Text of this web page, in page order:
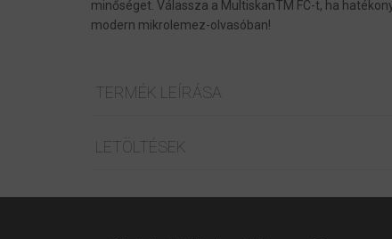
minőséget. Válassza a MultiskanTM FC-t, ha
modern mikrolemez-olvasóban!
TERMÉK LEÍRÁSA
LETÖLTÉSEK